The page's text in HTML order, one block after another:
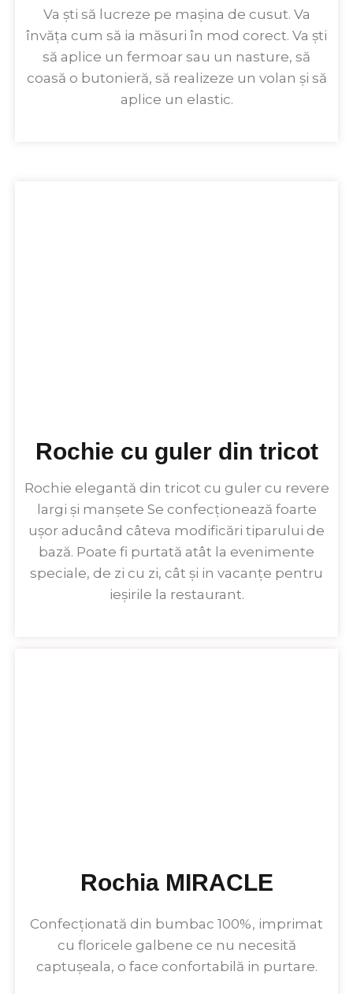
Va ști să lucreze pe mașina de cusut. Va
învăța cum să ia măsuri în mod corect. Va ști
să aplice un fermoar sau un nasture, să
coasă o butonieră, să realizeze un volan și să
aplice un elastic.
Rochie cu guler din tricot
Rochie elegantă din tricot cu guler cu revere
largi și manșete Se confecționează foarte
ușor aducând câteva modificări tiparului de
bază. Poate fi purtată atât la evenimente
speciale, de zi cu zi, cât și in vacanțe pentru
ieșirile la restaurant.
Rochia MIRACLE
Confecționată din bumbac 100%, imprimat
cu floricele galbene ce nu necesită
captușeala, o face confortabilă in purtare.